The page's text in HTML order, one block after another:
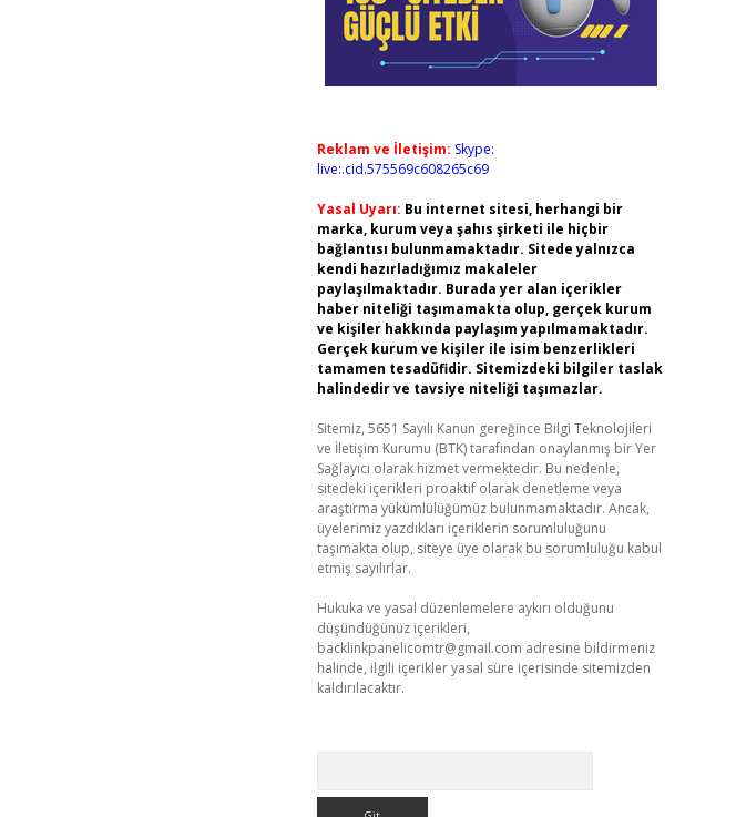
Reklam ve İletişim: Skype:
live:.cid.575569c608265c69
Yasal Uyarı: Bu internet sitesi, herhangi bir
marka, kurum veya şahıs şirketi ile hiçbir
bağlantısı bulunmamaktadır. Sitede yalnızca
kendi hazırladığımız makaleler
paylaşılmaktadır. Burada yer alan içerikler
haber niteliği taşımamakta olup, gerçek kurum
ve kişiler hakkında paylaşım yapılmamaktadır.
Gerçek kurum ve kişiler ile isim benzerlikleri
tamamen tesadüfidir. Sitemizdeki bilgiler taslak
halindedir ve tavsiye niteliği taşımazlar.
Sitemiz, 5651 Sayılı Kanun gereğince Bilgi Teknolojileri
ve İletişim Kurumu (BTK) tarafından onaylanmış bir Yer
Sağlayıcı olarak hizmet vermektedir. Bu nedenle,
sitedeki içerikleri proaktif olarak denetleme veya
araştırma yükümlülüğümüz bulunmamaktadır. Ancak,
üyelerimiz yazdıkları içeriklerin sorumluluğunu
taşımakta olup, siteye üye olarak bu sorumluluğu kabul
etmiş sayılırlar.
Hukuka ve yasal düzenlemelere aykırı olduğunu
düşündüğünüz içerikleri,
backlinkpanelicomtr@gmail.com adresine bildirmeniz
halinde, ilgili içerikler yasal süre içerisinde sitemizden
kaldırılacaktır.